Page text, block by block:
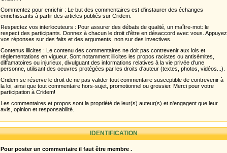
Commentez pour enrichir : Le but des commentaires est d'instaurer des échanges
enrichissants à partir des articles publiés sur Cridem.
Respectez vos interlocuteurs : Pour assurer des débats de qualité, un maître-mot: le
respect des participants. Donnez à chacun le droit d'être en désaccord avec vous. Appuyez
vos réponses sur des faits et des arguments, non sur des invectives.
Contenus illicites : Le contenu des commentaires ne doit pas contrevenir aux lois et
réglementations en vigueur. Sont notamment illicites les propos racistes ou antisémites,
diffamatoires ou injurieux, divulguant des informations relatives à la vie privée d'une
personne, utilisant des oeuvres protégées par les droits d'auteur (textes, photos, vidéos...).
Cridem se réserve le droit de ne pas valider tout commentaire susceptible de contrevenir à
la loi, ainsi que tout commentaire hors-sujet, promotionnel ou grossier. Merci pour votre
participation à Cridem!
Les commentaires et propos sont la propriété de leur(s) auteur(s) et n'engagent que leur
avis, opinion et responsabilité.
IDENTIFICATION
Pour poster un commentaire il faut être membre .